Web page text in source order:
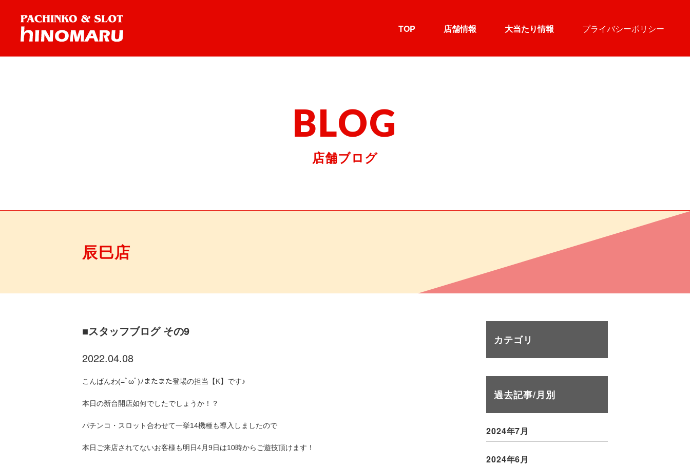
TOP 店舗情報 大当たり情報 プライバシーポリシー
BLOG
店舗ブログ
辰巳店
■スタッフブログ その9
2022.04.08
こんばんわ(=ﾟωﾟ)ﾉまたまた登場の担当【K】です♪
本日の新台開店如何でしたでしょうか！？
パチンコ・スロット合わせて一挙14機種も導入しましたので
本日ご来店されてないお客様も明日4月9日は10時からご遊技頂けます！
カテゴリ
過去記事/月別
2024年7月
2024年6月